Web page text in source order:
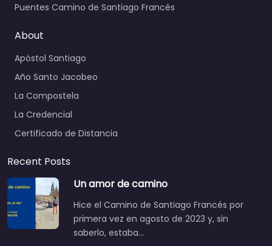
Puentes Camino de Santiago Francés
About
Apóstol Santiago
Año Santo Jacobeo
La Compostela
La Credencial
Certificado de Distancia
Recent Posts
Un amor de camino
Hice el Camino de Santiago Francés por
primera vez en agosto de 2023 y, sin
saberlo, estaba…